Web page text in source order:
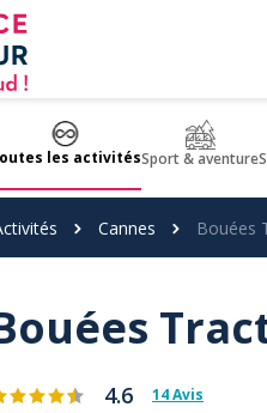
les activitésSport & aventure
Cannes Bouées
4.6 14 Avis